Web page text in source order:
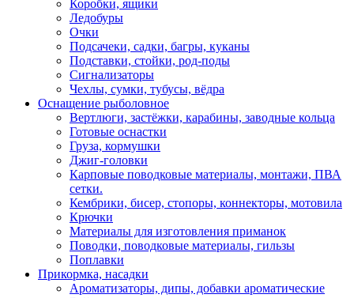
Коробки, ящики
Ледобуры
Очки
Подсачеки, садки, багры, куканы
Подставки, стойки, род-поды
Сигнализаторы
Чехлы, сумки, тубусы, вёдра
Оснащение рыболовное
Вертлюги, застёжки, карабины, заводные кольца
Готовые оснастки
Груза, кормушки
Джиг-головки
Карповые поводковые материалы, монтажи, ПВА
сетки.
Кембрики, бисер, стопоры, коннекторы, мотовила
Крючки
Материалы для изготовления приманок
Поводки, поводковые материалы, гильзы
Поплавки
Прикормка, насадки
Ароматизаторы, дипы, добавки ароматические